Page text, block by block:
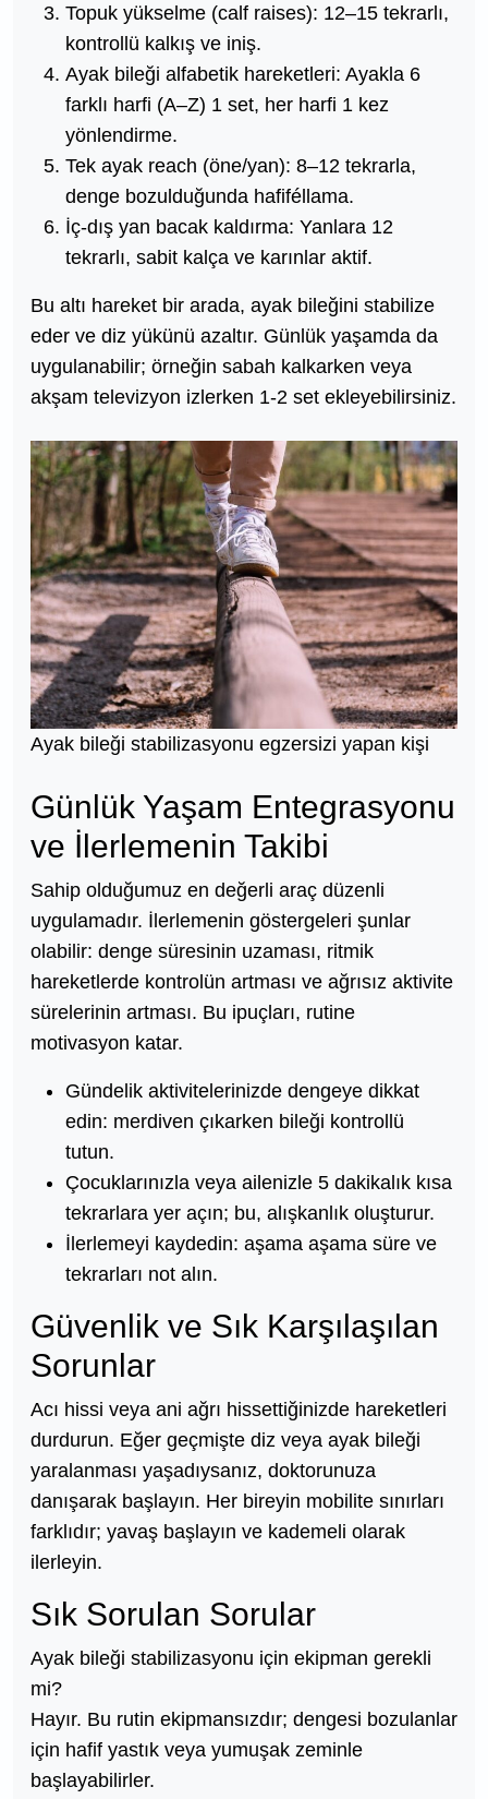
Topuk yükselme (calf raises): 12–15 tekrarlı,
kontrollü kalkış ve iniş.
Ayak bileği alfabetik hareketleri: Ayakla 6
farklı harfi (A–Z) 1 set, her harfi 1 kez
yönlendirme.
Tek ayak reach (öne/yan): 8–12 tekrarla,
denge bozulduğunda hafiféllama.
İç-dış yan bacak kaldırma: Yanlara 12
tekrarlı, sabit kalça ve karınlar aktif.
Bu altı hareket bir arada, ayak bileğini stabilize
eder ve diz yükünü azaltır. Günlük yaşamda da
uygulanabilir; örneğin sabah kalkarken veya
akşam televizyon izlerken 1-2 set ekleyebilirsiniz.
Ayak bileği stabilizasyonu egzersizi yapan kişi
Günlük Yaşam Entegrasyonu
ve İlerlemenin Takibi
Sahip olduğumuz en değerli araç düzenli
uygulamadır. İlerlemenin göstergeleri şunlar
olabilir: denge süresinin uzaması, ritmik
hareketlerde kontrolün artması ve ağrısız aktivite
sürelerinin artması. Bu ipuçları, rutine
motivasyon katar.
Gündelik aktivitelerinizde dengeye dikkat
edin: merdiven çıkarken bileği kontrollü
tutun.
Çocuklarınızla veya ailenizle 5 dakikalık kısa
tekrarlara yer açın; bu, alışkanlık oluşturur.
İlerlemeyi kaydedin: aşama aşama süre ve
tekrarları not alın.
Güvenlik ve Sık Karşılaşılan
Sorunlar
Acı hissi veya ani ağrı hissettiğinizde hareketleri
durdurun. Eğer geçmişte diz veya ayak bileği
yaralanması yaşadıysanız, doktorunuza
danışarak başlayın. Her bireyin mobilite sınırları
farklıdır; yavaş başlayın ve kademeli olarak
ilerleyin.
Sık Sorulan Sorular
Ayak bileği stabilizasyonu için ekipman gerekli
mi?
Hayır. Bu rutin ekipmansızdır; dengesi bozulanlar
için hafif yastık veya yumuşak zeminle
başlayabilirler.